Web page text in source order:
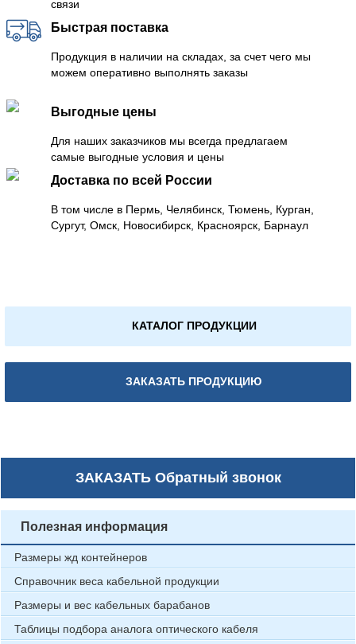
связи
Быстрая поставка
Продукция в наличии на складах, за счет чего мы
можем оперативно выполнять заказы
Выгодные цены
Для наших заказчиков мы всегда предлагаем
самые выгодные условия и цены
Доставка по всей России
В том числе в Пермь, Челябинск, Тюмень, Курган,
Сургут, Омск, Новосибирск, Красноярск, Барнаул
КАТАЛОГ ПРОДУКЦИИ
ЗАКАЗАТЬ ПРОДУКЦИЮ
ЗАКАЗАТЬОбратный звонок
Полезная информация
Размеры жд контейнеров
Справочник веса кабельной продукции
Размеры и вес кабельных барабанов
Таблицы подбора аналога оптического кабеля